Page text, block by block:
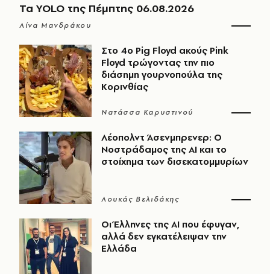
Τα YOLO της Πέμπτης 06.08.2026
Λίνα Μανδράκου
Στο 4ο Pig Floyd ακούς Pink
Floyd τρώγοντας την πιο
διάσημη γουρνοπούλα της
Κορινθίας
Νατάσσα Καρυστινού
Λέοπολντ Άσενμπρενερ: Ο
Νοστράδαμος της AI και το
στοίχημα των δισεκατομμυρίων
Λουκάς Βελιδάκης
Οι Έλληνες της ΑΙ που έφυγαν,
αλλά δεν εγκατέλειψαν την
Ελλάδα